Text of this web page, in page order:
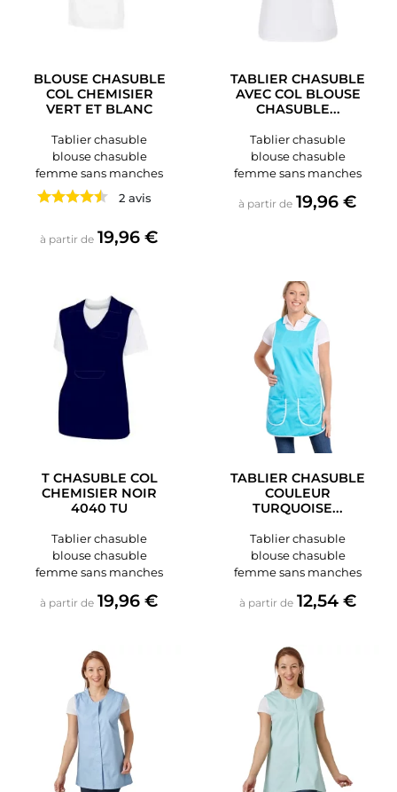
BLOUSE CHASUBLE
COL CHEMISIER
VERT ET BLANC
Tablier chasuble
blouse chasuble
femme sans manches
2 avis
à partir de Prix
19,96 €
TABLIER CHASUBLE
AVEC COL BLOUSE
CHASUBLE...
Tablier chasuble
blouse chasuble
femme sans manches
à partir de Prix
19,96 €
T CHASUBLE COL
CHEMISIER NOIR
4040 TU
Tablier chasuble
blouse chasuble
femme sans manches
à partir de Prix
19,96 €
TABLIER CHASUBLE
COULEUR
TURQUOISE...
Tablier chasuble
blouse chasuble
femme sans manches
à partir de Prix
12,54 €